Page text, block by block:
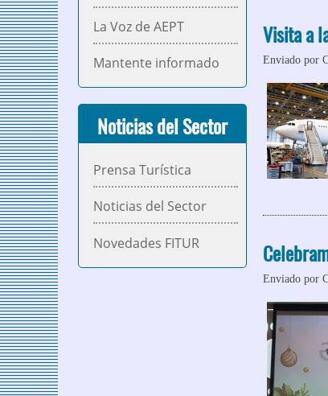
Visita a
Enviado por
Enviado por
La Voz de AEPT
Mantente informado
Noticias del Sector
Prensa Turística
Noticias del Sector
Novedades FITUR